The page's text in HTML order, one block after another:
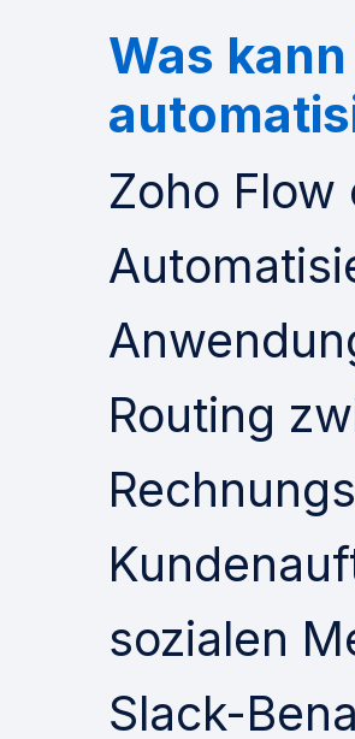
Was
Zoho
Routing
sozialen
Slack-